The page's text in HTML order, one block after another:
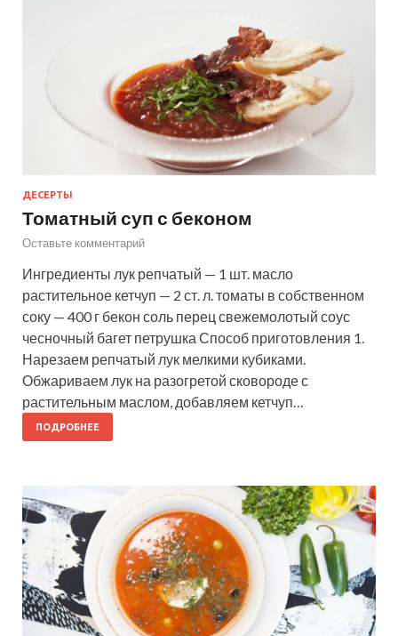
ДЕСЕРТЫ
Томатный суп с беконом
Оставьте комментарий
Ингредиенты лук репчатый — 1 шт. масло
растительное кетчуп — 2 ст. л. томаты в собственном
соку — 400 г бекон соль перец свежемолотый соус
чесночный багет петрушка Способ приготовления 1.
Нарезаем репчатый лук мелкими кубиками.
Обжариваем лук на разогретой сковороде с
растительным маслом, добавляем кетчуп…
ПОДРОБНЕЕ